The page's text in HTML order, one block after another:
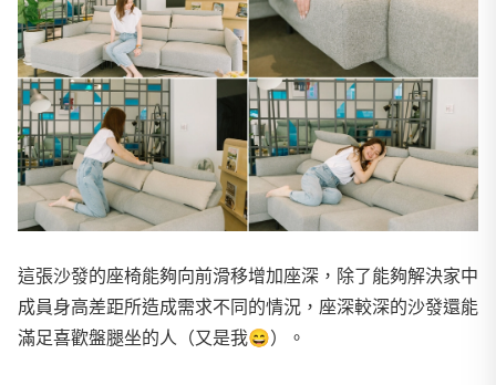
這張沙發的座椅能夠向前滑移增加座深，除了能夠解決家中
成員身高差距所造成需求不同的情況，座深較深的沙發還能
滿足喜歡盤腿坐的人（又是我😄）。